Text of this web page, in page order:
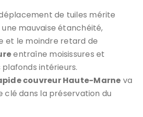
de tuiles mérite
mauvaise étanchéité,
et le moindre retard de
entraîne moisissures et
intérieurs.
couvreur Haute-Marne va
clé dans la préservation du